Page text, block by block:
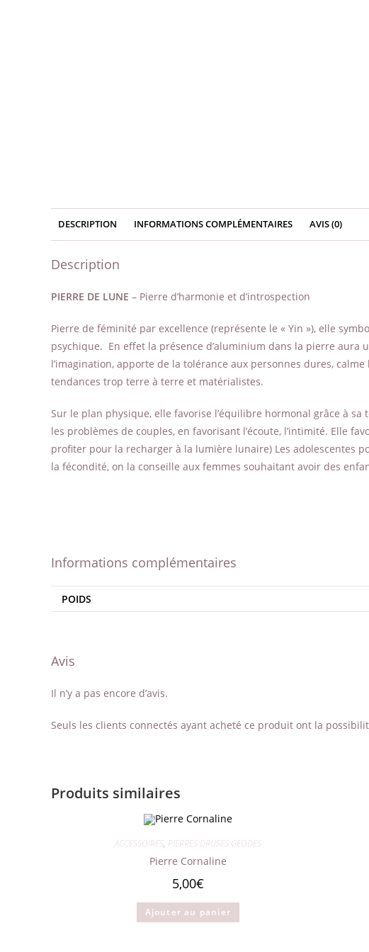
DESCRIPTION INFORMATIONS COMPLÉMENTAIRES AVIS (0)
Description
PIERRE DE LUNE – Pierre d’harmonie et d’introspection
Pierre de féminité par excellence (représente le « Yin »), elle
psychique. En effet la présence d’aluminium dans la pierre aura
l’imagination, apporte de la tolérance aux personnes dures,
tendances trop terre à terre et matérialistes.
Sur le plan physique, elle favorise l’équilibre hormonal grâce à
les problèmes de couples, en favorisant l’écoute, l’intimité. Elle
profiter pour la recharger à la lumière lunaire) Les
la fécondité, on la conseille aux femmes souhaitant avoir des
Informations complémentaires
POIDS
Avis
Il n’y a pas encore d’avis.
Seuls les clients connectés ayant acheté ce produit ont la
Produits similaires
ACCESSOIRES, PIERRES DRUSES GEODES
Pierre Cornaline
5,00€
Ajouter au panier